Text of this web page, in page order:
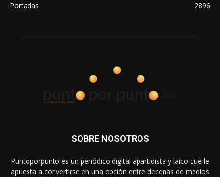
Portadas
2896
SOBRE NOSOTROS
Puntoporpunto es un periódico digital apartidista y laico que le
apuesta a convertirse en una opción entre decenas de medios